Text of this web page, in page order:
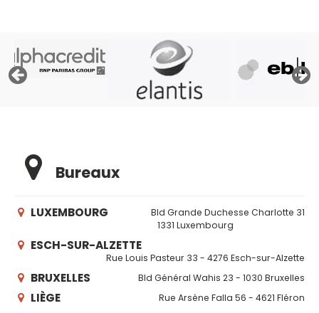
Bureaux
LUXEMBOURG
Bld Grande Duchesse Charlotte 31
1331 Luxembourg
ESCH-SUR-ALZETTE
Rue Louis Pasteur 33 - 4276 Esch-sur-Alzette
BRUXELLES Bld Général Wahis 23 - 1030 Bruxelles
LIÈGE Rue Arsène Falla 56 - 4621 Fléron